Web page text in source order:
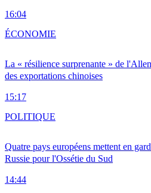
16:04
La « résilience surprenante » de
des exportations chinoises
15:17
ÉCONOMIE
Quatre pays européens mettent en
Russie pour l'Ossétie du Sud
14:44
POLITIQUE